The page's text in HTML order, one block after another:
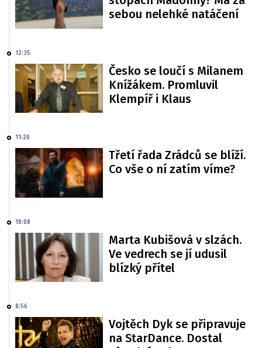
sebou nelehké natáčení
12:35
Česko se loučí s Milanem
Knížákem. Promluvil
Klempíř i Klaus
11:20
Třetí řada Zrádců se blíží.
Co vše o ní zatím víme?
10:08
Marta Kubišová v slzách.
Ve vedrech se jí udusil
blízký přítel
8:56
Vojtěch Dyk se připravuje
na StarDance. Dostal